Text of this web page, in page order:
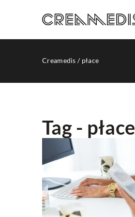
Creamedis / płace
Tag - płace